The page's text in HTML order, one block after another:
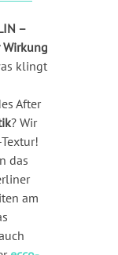
–
klingt
After
? Wir
das
am